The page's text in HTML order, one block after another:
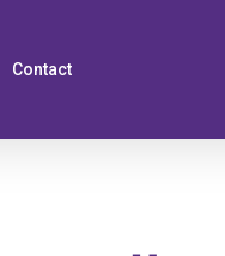
Contact